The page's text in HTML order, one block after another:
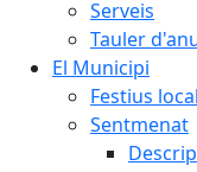
Serveis
Tauler
El Municipi
Festius
Sentmenat